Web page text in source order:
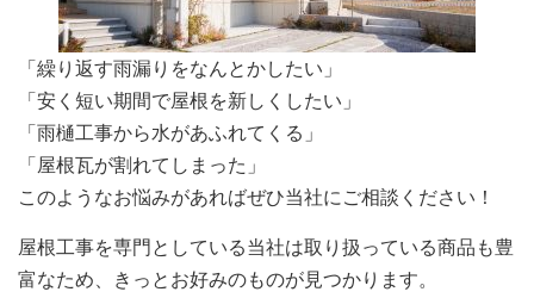
「繰り返す雨漏りをなんとかしたい」
「安く短い期間で屋根を新しくしたい」
「雨樋工事から水があふれてくる」
「屋根瓦が割れてしまった」
このようなお悩みがあればぜひ当社にご相談ください！
屋根工事を専門としている当社は取り扱っている商品も豊
富なため、きっとお好みのものが見つかります。